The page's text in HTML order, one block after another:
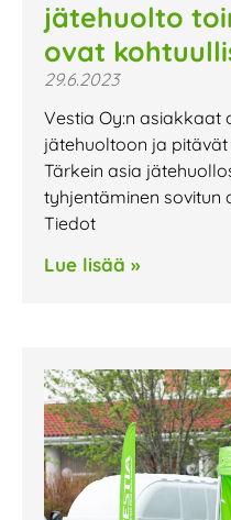
jätehuolto
ovat
29.6.2023
Vestia Oy:n asiakkaat
jätehuoltoon ja
Tärkein asia
tyhjentäminen sovitun
Tiedot
Lue lisää »